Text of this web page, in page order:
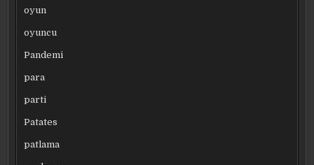
oyun
oyuncu
Pandemi
para
parti
Patates
patlama